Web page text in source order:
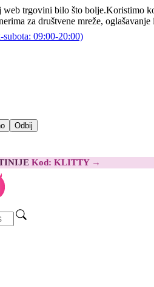
web trgovini bilo što bolje.Koristimo
za društvene mreže,
Odbij
subota: 09:00-20:00)
Kod: KLITTY →